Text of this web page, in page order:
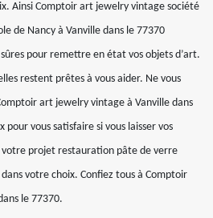
Ainsi Comptoir art jewelry vintage société
de Nancy à Vanville dans le 77370
pour remettre en état vos objets d’art.
restent prêtes à vous aider. Ne vous
art jewelry vintage à Vanville dans
vous satisfaire si vous laisser vos
votre projet restauration pâte de verre
votre choix. Confiez tous à Comptoir
le 77370.